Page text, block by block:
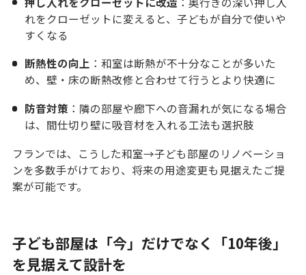
れをクローゼットに変えると、子どもが自分で使いや
すくなる
断熱性の向上 ：和室は断熱が不十分なことが多いた
め、壁・床の断熱改修と合わせて行うとより快適に
防音対策 ：隣の部屋や廊下への音漏れが気になる場合
は、間仕切り壁に吸音材を入れる工法も選択肢
フランでは、こうした和室→子ども部屋のリノベーショ
ンを多数手がけており、将来の用途変更も見据えたご提
案が可能です。
子ども部屋は「今」だけでなく「10年後」
を見据えて設計を